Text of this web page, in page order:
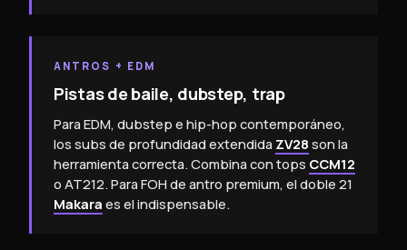
ANTROS + EDM
Pistas de baile, dubstep, trap
Para EDM, dubstep e hip-hop contemporáneo,
los subs de profundidad extendida ZV28 son la
herramienta correcta. Combina con tops CCM12
o AT212. Para FOH de antro premium, el doble 21
Makara es el indispensable.